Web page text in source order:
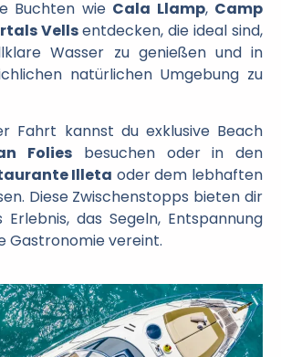
Buchten wie Cala Llamp, Camp
Vellsentdecken, die ideal sind,
Wasser zu genießen und in
natürlichen Umgebung zu
Fahrt kannst du exklusive Beach
Folies besuchen oder in den
Illeta oder dem lebhaften
Diese Zwischenstopps bieten dir
das Segeln, Entspannung
Gastronomie vereint.